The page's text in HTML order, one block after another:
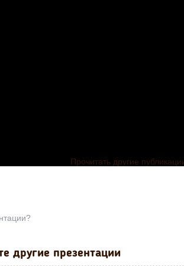
Прочитать другие
другие презентации